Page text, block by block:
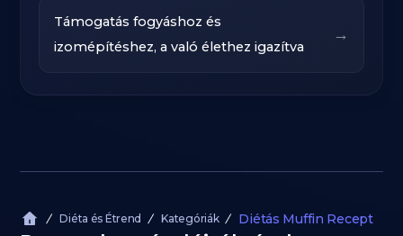
Támogatás fogyáshoz és
izomépítéshez, a való élethez igazítva
→
Diéta és Étrend Kategóriák Diétás Muffin Recept